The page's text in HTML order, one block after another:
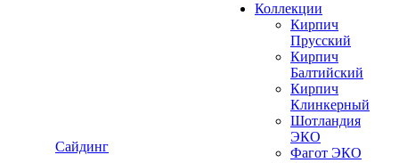
Сайдинг
Коллекции
Кирпич
Прусский
Кирпич
Балтийский
Кирпич
Клинкерный
Шотландия
ЭКО
Фагот ЭКО